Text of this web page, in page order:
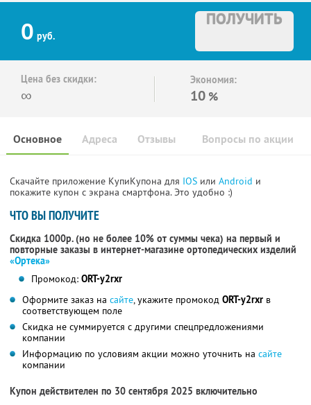
0 руб.
ПОЛУЧИТЬ
Цена без скидки:
∞
Экономия:
10 %
Основное Отзывы Вопросы по акции
Адреса
Скачайте приложение КупиКупона для IOS или Android и
покажите купон с экрана смартфона. Это удобно :)
ЧТО ВЫ ПОЛУЧИТЕ
Скидка 1000р. (но не более 10% от суммы чека) на первый и
повторные заказы в интернет-магазине ортопедических изделий
«Ортека»
Промокод: ORT-y2rxr
Оформите заказ на сайте, укажите промокод ORT-y2rxr в
соответствующем поле
Скидка не суммируется с другими спецпредложениями
компании
Информацию по условиям акции можно уточнить на сайте
компании
Купон действителен по 30 сентября 2025 включительно